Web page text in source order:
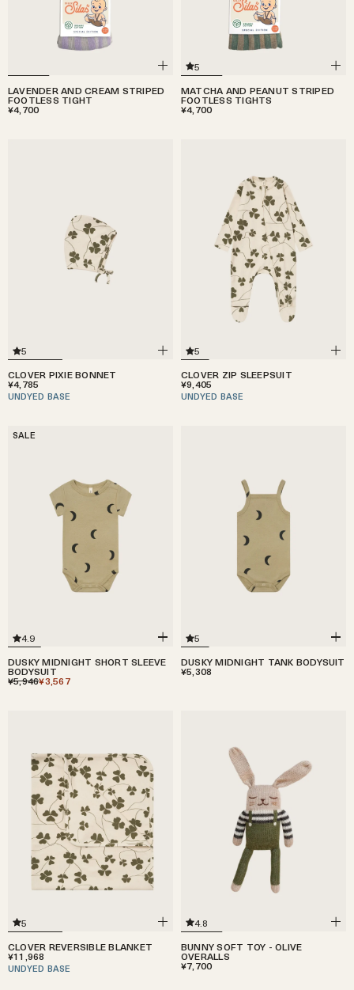
LAVENDER AND CREAM STRIPED
FOOTLESS TIGHT
¥4,700
5
MATCHA AND PEANUT STRIPED
FOOTLESS TIGHTS
¥4,700
5
CLOVER PIXIE BONNET
¥4,785
UNDYED BASE
5
CLOVER ZIP SLEEPSUIT
¥9,405
UNDYED BASE
SALE
4.9
DUSKY MIDNIGHT SHORT SLEEVE
BODYSUIT
¥5,946¥3,567
5
DUSKY MIDNIGHT TANK BODYSUIT
¥5,308
5
CLOVER REVERSIBLE BLANKET
¥11,968
UNDYED BASE
4.8
BUNNY SOFT TOY - OLIVE
OVERALLS
¥7,700